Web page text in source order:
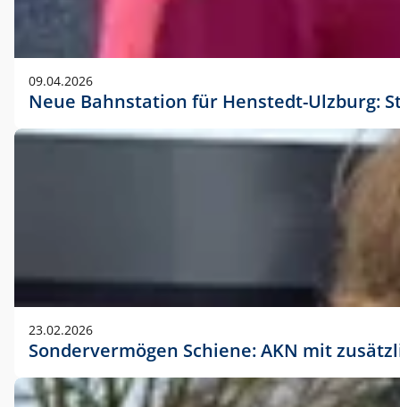
09.04.2026
Neue Bahnstation für Henstedt-Ulzburg:
23.02.2026
Sondervermögen Schiene: AKN mit